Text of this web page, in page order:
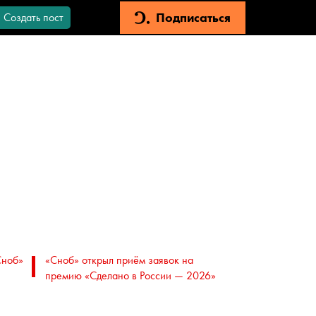
Создать пост Подписаться
«Сноб» открыл приём заявок на
премию «Сделано в России — 2026»